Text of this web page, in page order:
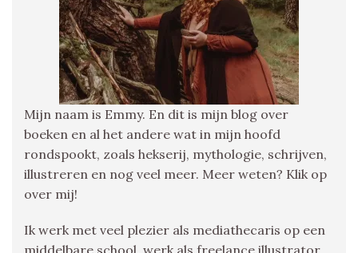
Mijn naam is Emmy. En dit is mijn blog over
boeken en al het andere wat in mijn hoofd
rondspookt, zoals hekserij, mythologie, schrijven,
illustreren en nog veel meer. Meer weten? Klik op
over mij!
Ik werk met veel plezier als mediathecaris op een
middelbare school, werk als freelance illustrator